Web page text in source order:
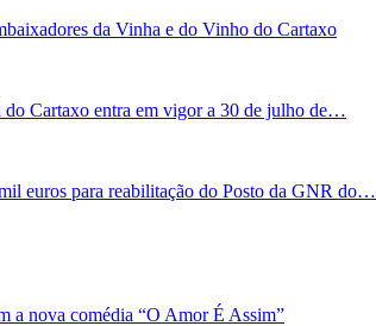
da Vinha e do Vinho do Cartaxo
Cartaxo entra em vigor a 30 de julho de…
euros para reabilitação do Posto da GNR do…
a nova comédia “O Amor É Assim”